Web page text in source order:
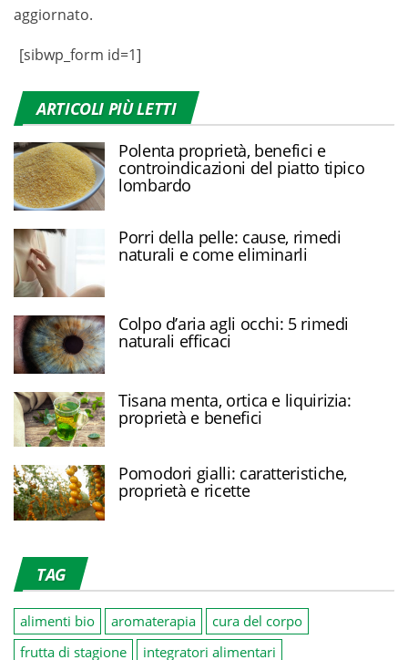
aggiornato.
[sibwp_form id=1]
ARTICOLI PIÙ LETTI
Polenta proprietà, benefici e
controindicazioni del piatto tipico
lombardo
Porri della pelle: cause, rimedi
naturali e come eliminarli
Colpo d’aria agli occhi: 5 rimedi
naturali efficaci
Tisana menta, ortica e liquirizia:
proprietà e benefici
Pomodori gialli: caratteristiche,
proprietà e ricette
TAG
alimenti bio aromaterapia
cura del corpo
frutta di stagione
integratori alimentari